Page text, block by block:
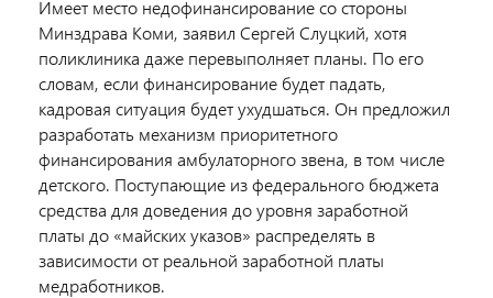
Имеет место недофинансирование со стороны
Минздрава Коми, заявил Сергей Слуцкий, хотя
поликлиника даже перевыполняет планы. По его
словам, если финансирование будет падать,
кадровая ситуация будет ухудшаться. Он предложил
разработать механизм приоритетного
финансирования амбулаторного звена, в том числе
детского. Поступающие из федерального бюджета
средства для доведения до уровня заработной
платы до «майских указов» распределять в
зависимости от реальной заработной платы
медработников.